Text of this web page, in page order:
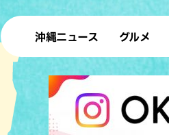
沖縄ニュース グルメ
ラーメン
テイクアウ
すし・魚料理